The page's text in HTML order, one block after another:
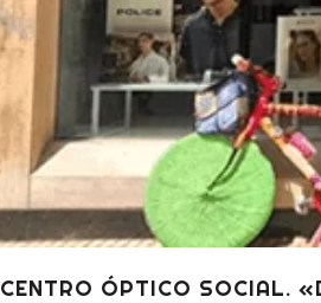
CENTRO ÓPTICO SOCIAL.